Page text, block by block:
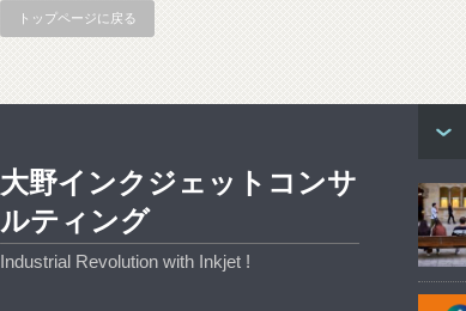
トップページに戻る
大野インクジェットコンサ
ルティング
Industrial Revolution with Inkjet !